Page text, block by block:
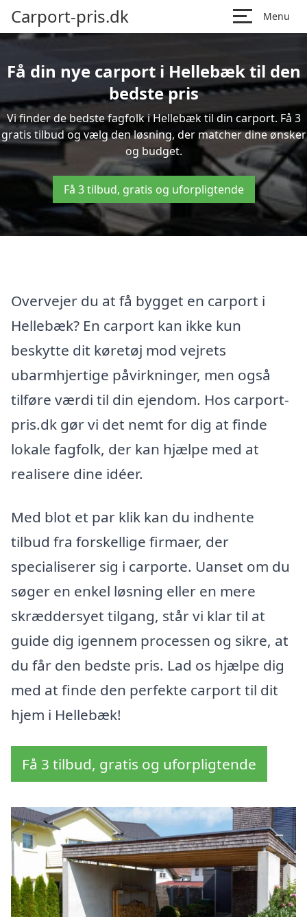
Carport-pris.dk Menu
Få din nye carport i Hellebæk til den
bedste pris
Vi finder de bedste fagfolk i Hellebæk til din carport. Få 3
gratis tilbud og vælg den løsning, der matcher dine ønsker
og budget.
Få 3 tilbud, gratis og uforpligtende
Overvejer du at få bygget en carport i
Hellebæk? En carport kan ikke kun
beskytte dit køretøj mod vejrets
ubarmhjertige påvirkninger, men også
tilføre værdi til din ejendom. Hos carport-
pris.dk gør vi det nemt for dig at finde
lokale fagfolk, der kan hjælpe med at
realisere dine idéer.
Med blot et par klik kan du indhente
tilbud fra forskellige firmaer, der
specialiserer sig i carporte. Uanset om du
søger en enkel løsning eller en mere
skræddersyet tilgang, står vi klar til at
guide dig igennem processen og sikre, at
du får den bedste pris. Lad os hjælpe dig
med at finde den perfekte carport til dit
hjem i Hellebæk!
Få 3 tilbud, gratis og uforpligtende